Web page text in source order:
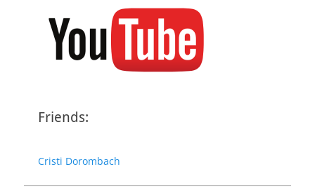
Friends:
Cristi Dorombach